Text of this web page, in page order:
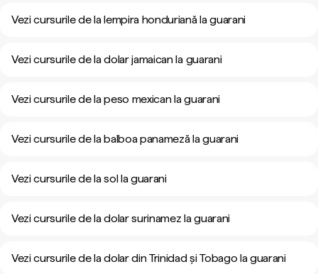
Vezi cursurile de la lempira honduriană la guarani
Vezi cursurile de la dolar jamaican la guarani
Vezi cursurile de la peso mexican la guarani
Vezi cursurile de la balboa panameză la guarani
Vezi cursurile de la sol la guarani
Vezi cursurile de la dolar surinamez la guarani
Vezi cursurile de la dolar din Trinidad și Tobago la guarani